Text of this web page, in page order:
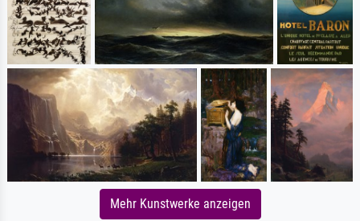
Mehr Kunstwerke anzeigen